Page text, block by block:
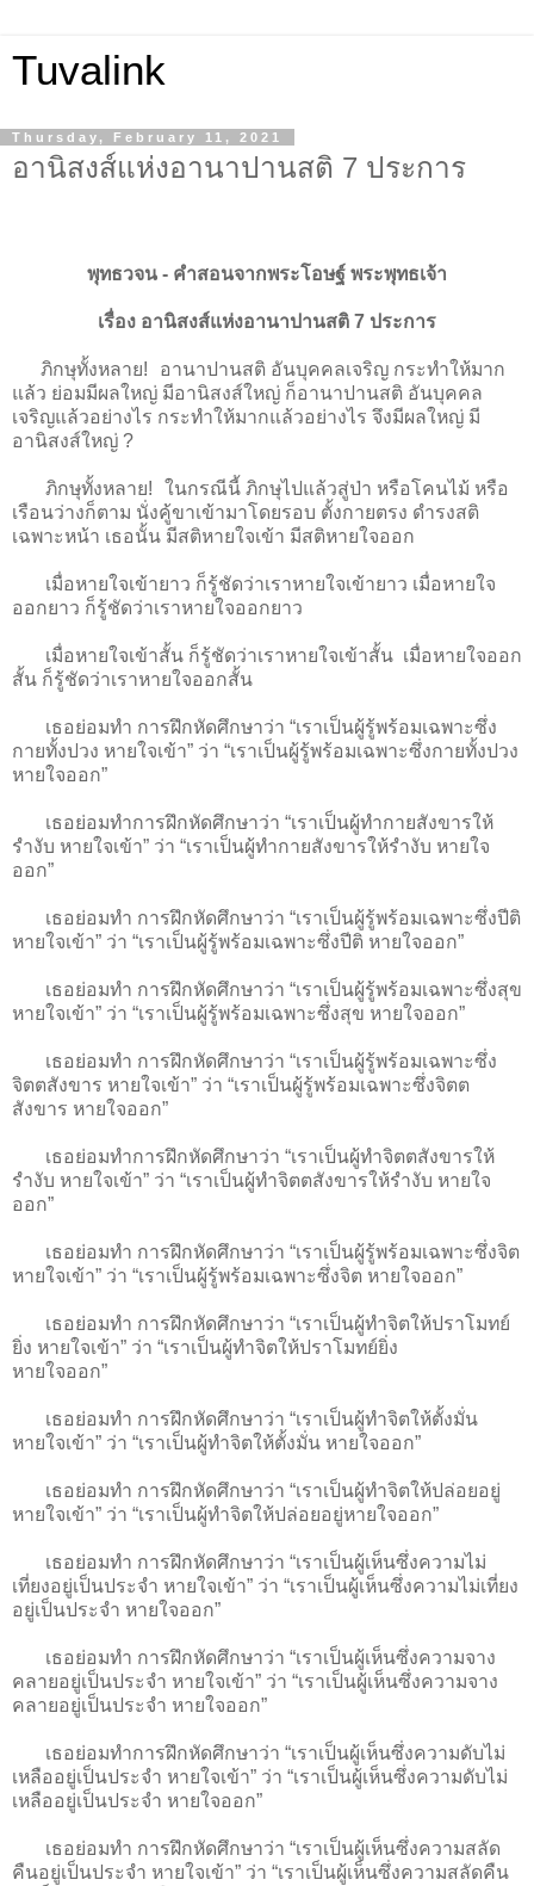
Tuvalink
Thursday, February 11, 2021
อานิสงส์แห่งอานาปานสติ 7 ประการ
พุทธวจน - คําสอนจากพระโอษฐ์ พระพุทธเจ้า
เรื่อง อานิสงส์แห่งอานาปานสติ 7 ประการ
ภิกษุทั้งหลาย! อานาปานสติ อันบุคคลเจริญ กระทำให้มาก
แล้ว ย่อมมีผลใหญ่ มีอานิสงส์ใหญ่ ก็อานาปานสติ อันบุคคล
เจริญแล้วอย่างไร กระทำให้มากแล้วอย่างไร จึงมีผลใหญ่ มี
อานิสงส์ใหญ่ ?
ภิกษุทั้งหลาย! ในกรณีนี้ ภิกษุไปแล้วสู่ป่า หรือโคนไม้ หรือ
เรือนว่างก็ตาม นั่งคู้ขาเข้ามาโดยรอบ ตั้งกายตรง ดำรงสติ
เฉพาะหน้า เธอนั้น มีสติหายใจเข้า มีสติหายใจออก
เมื่อหายใจเข้ายาว ก็รู้ชัดว่าเราหายใจเข้ายาว เมื่อหายใจ
ออกยาว ก็รู้ชัดว่าเราหายใจออกยาว
เมื่อหายใจเข้าสั้น ก็รู้ชัดว่าเราหายใจเข้าสั้น เมื่อหายใจออก
สั้น ก็รู้ชัดว่าเราหายใจออกสั้น
เธอย่อมทำ การฝึกหัดศึกษาว่า “เราเป็นผู้รู้พร้อมเฉพาะซึ่ง
กายทั้งปวง หายใจเข้า” ว่า “เราเป็นผู้รู้พร้อมเฉพาะซึ่งกายทั้งปวง
หายใจออก”
เธอย่อมทำการฝึกหัดศึกษาว่า “เราเป็นผู้ทำกายสังขารให้
รำงับ หายใจเข้า” ว่า “เราเป็นผู้ทำกายสังขารให้รำงับ หายใจ
ออก”
เธอย่อมทำ การฝึกหัดศึกษาว่า “เราเป็นผู้รู้พร้อมเฉพาะซึ่งปีติ
หายใจเข้า” ว่า “เราเป็นผู้รู้พร้อมเฉพาะซึ่งปีติ หายใจออก”
เธอย่อมทำ การฝึกหัดศึกษาว่า “เราเป็นผู้รู้พร้อมเฉพาะซึ่งสุข
หายใจเข้า” ว่า “เราเป็นผู้รู้พร้อมเฉพาะซึ่งสุข หายใจออก”
เธอย่อมทำ การฝึกหัดศึกษาว่า “เราเป็นผู้รู้พร้อมเฉพาะซึ่ง
จิตตสังขาร หายใจเข้า” ว่า “เราเป็นผู้รู้พร้อมเฉพาะซึ่งจิตต
สังขาร หายใจออก”
เธอย่อมทำการฝึกหัดศึกษาว่า “เราเป็นผู้ทำจิตตสังขารให้
รำงับ หายใจเข้า” ว่า “เราเป็นผู้ทำจิตตสังขารให้รำงับ หายใจ
ออก”
เธอย่อมทำ การฝึกหัดศึกษาว่า “เราเป็นผู้รู้พร้อมเฉพาะซึ่งจิต
หายใจเข้า” ว่า “เราเป็นผู้รู้พร้อมเฉพาะซึ่งจิต หายใจออก”
เธอย่อมทำ การฝึกหัดศึกษาว่า “เราเป็นผู้ทำจิตให้ปราโมทย์
ยิ่ง หายใจเข้า” ว่า “เราเป็นผู้ทำจิตให้ปราโมทย์ยิ่ง
หายใจออก”
เธอย่อมทำ การฝึกหัดศึกษาว่า “เราเป็นผู้ทำจิตให้ตั้งมั่น
หายใจเข้า” ว่า “เราเป็นผู้ทำจิตให้ตั้งมั่น หายใจออก”
เธอย่อมทำ การฝึกหัดศึกษาว่า “เราเป็นผู้ทำจิตให้ปล่อยอยู่
หายใจเข้า” ว่า “เราเป็นผู้ทำจิตให้ปล่อยอยู่หายใจออก”
เธอย่อมทำ การฝึกหัดศึกษาว่า “เราเป็นผู้เห็นซึ่งความไม่
เที่ยงอยู่เป็นประจำ หายใจเข้า” ว่า “เราเป็นผู้เห็นซึ่งความไม่เที่ยง
อยู่เป็นประจำ หายใจออก”
เธอย่อมทำ การฝึกหัดศึกษาว่า “เราเป็นผู้เห็นซึ่งความจาง
คลายอยู่เป็นประจำ หายใจเข้า” ว่า “เราเป็นผู้เห็นซึ่งความจาง
คลายอยู่เป็นประจำ หายใจออก”
เธอย่อมทำการฝึกหัดศึกษาว่า “เราเป็นผู้เห็นซึ่งความดับไม่
เหลืออยู่เป็นประจำ หายใจเข้า” ว่า “เราเป็นผู้เห็นซึ่งความดับไม่
เหลืออยู่เป็นประจำ หายใจออก”
เธอย่อมทำ การฝึกหัดศึกษาว่า “เราเป็นผู้เห็นซึ่งความสลัด
คืนอยู่เป็นประจำ หายใจเข้า” ว่า “เราเป็นผู้เห็นซึ่งความสลัดคืน